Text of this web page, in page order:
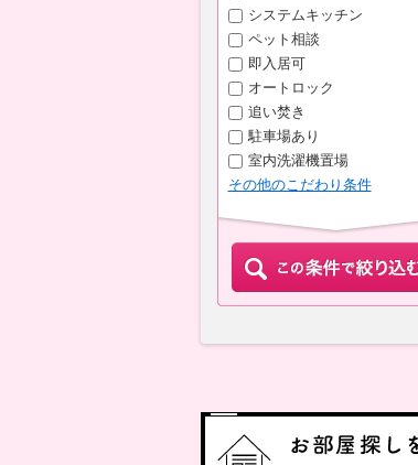
システムキッチン
ペット相談
即入居可
オートロック
追い焚き
駐車場あり
室内洗濯機置場
その他のこだわり条件